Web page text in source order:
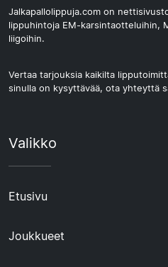
Jalkapallolippuja.com on
lippuhintoja EM-karsintaotteluihin,
liigoihin.
Vertaa tarjouksia kaikilta
sinulla on kysyttävää, ota yhteyttä
Valikko
Etusivu
Joukkueet